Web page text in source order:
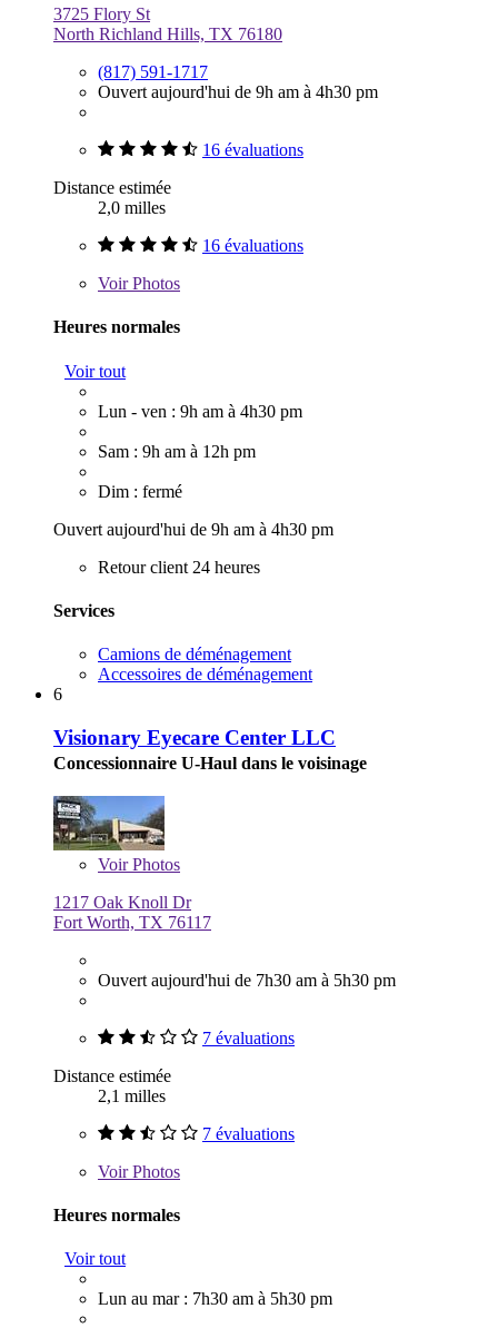
3725 Flory St
North Richland Hills, TX 76180
(817) 591-1717
Ouvert aujourd'hui de 9h am à 4h30 pm
16 évaluations
Distance estimée
2,0 milles
16 évaluations
VoirPhotos
Heures normales
Voir tout
Lun - ven : 9h am à 4h30 pm
Sam : 9h am à 12h pm
Dim : fermé
Ouvert aujourd'hui de 9h am à 4h30 pm
Retour client 24 heures
Services
Camions de déménagement
Accessoires de déménagement
6
Visionary Eyecare Center LLC
Concessionnaire U-Haul dans le voisinage
VoirPhotos
1217 Oak Knoll Dr
Fort Worth, TX 76117
Ouvert aujourd'hui de 7h30 am à 5h30 pm
7 évaluations
Distance estimée
2,1 milles
7 évaluations
VoirPhotos
Heures normales
Voir tout
Lun au mar : 7h30 am à 5h30 pm